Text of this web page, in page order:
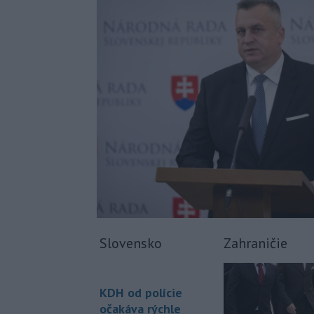
Slovensko
KDH od polície
očakáva rýchle
Zahraničie